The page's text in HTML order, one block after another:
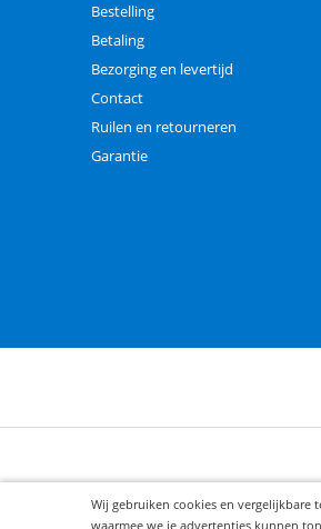
Bestelling
Betaling
Bezorging en levertijd
Contact
Ruilen en retourneren
Garantie
Wij gebruiken cookies en vergelijkbare
waarmee we je advertenties kunnen